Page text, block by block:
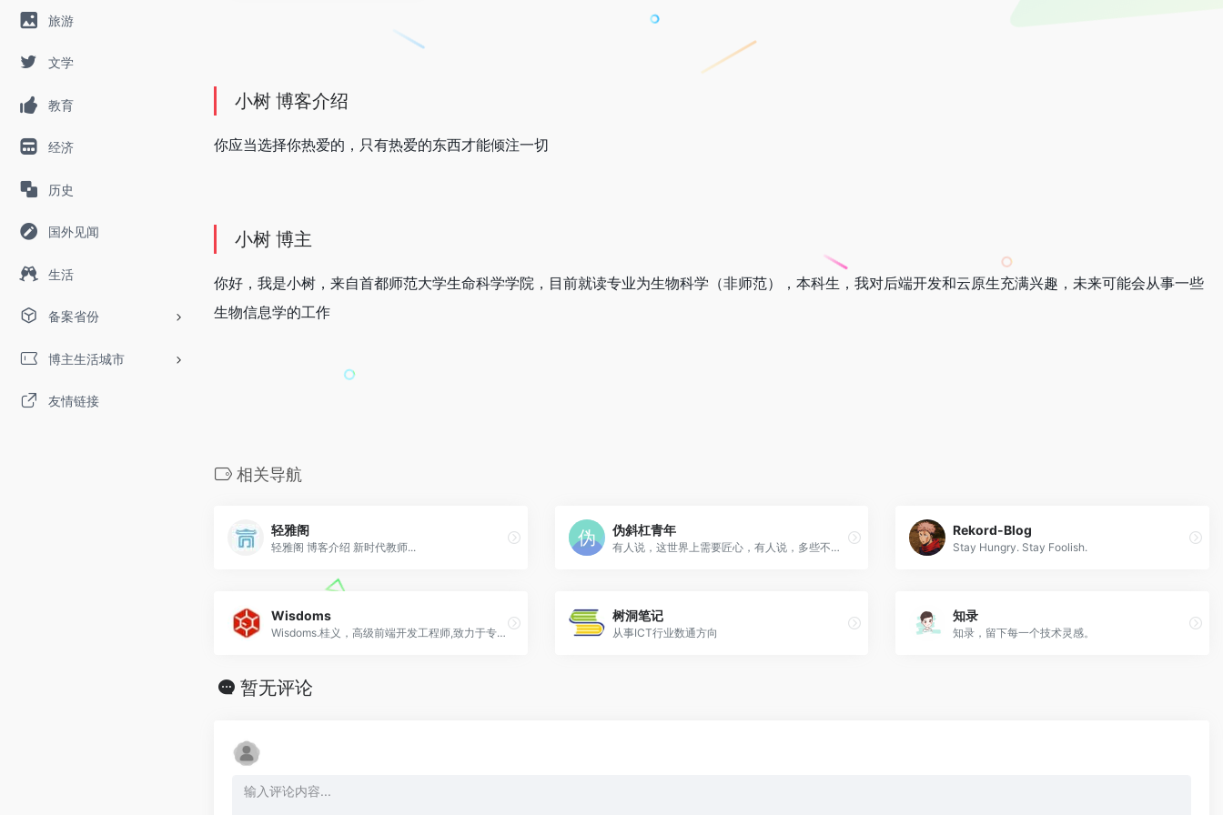
旅游
文学
教育
经济
历史
国外见闻
生活
备案省份
博主生活城市
友情链接
小树 博客介绍
你应当选择你热爱的，只有热爱的东西才能倾注一切
小树 博主
你好，我是小树，来自首都师范大学生命科学学院，目前就读专业为生物科学（非师范），本科生，我对后端开发和云原生充满兴趣，未来可能会从事一些
生物信息学的工作
相关导航
轻雅阁
轻雅阁 博客介绍 新时代教师...
伪斜杠青年
有人说，这世界上需要匠心，有人说，多些不为什么的爱好，少些功利性的追求。
Rekord-Blog
Stay Hungry. Stay Foolish.
Wisdoms
Wisdoms.桂义，高级前端开发工程师,致力于专研最新技术，并且实际运用与自己的项目中。
树洞笔记
从事ICT行业数通方向
知录
知录，留下每一个技术灵感。
暂无评论